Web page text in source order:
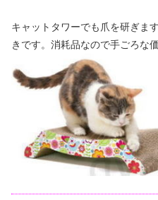
キャットタワーでも爪を研ぎま
きです。消耗品なので手ごろな